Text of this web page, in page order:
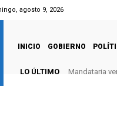
agosto 9, 2026
INICIO GOBIERNO
LO ÚLTIMO Mandataria